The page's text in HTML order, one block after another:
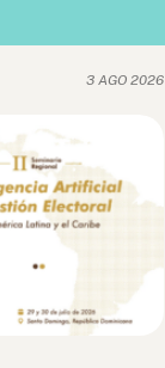
3 AGO 2026